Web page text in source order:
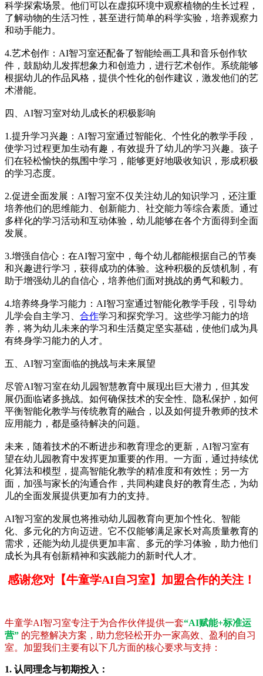
科学探索场景。他们可以在虚拟环境中观察植物的生长过程，
了解动物的生活习性，甚至进行简单的科学实验，培养观察力
和动手能力。
4.艺术创作：AI智习室还配备了智能绘画工具和音乐创作软
件，鼓励幼儿发挥想象力和创造力，进行艺术创作。系统能够
根据幼儿的作品风格，提供个性化的创作建议，激发他们的艺
术潜能。
四、AI智习室对幼儿成长的积极影响
1.提升学习兴趣：AI智习室通过智能化、个性化的教学手段，
使学习过程更加生动有趣，有效提升了幼儿的学习兴趣。孩子
们在轻松愉快的氛围中学习，能够更好地吸收知识，形成积极
的学习态度。
2.促进全面发展：AI智习室不仅关注幼儿的知识学习，还注重
培养他们的思维能力、创新能力、社交能力等综合素质。通过
多样化的学习活动和互动体验，幼儿能够在各个方面得到全面
发展。
3.增强自信心：在AI智习室中，每个幼儿都能根据自己的节奏
和兴趣进行学习，获得成功的体验。这种积极的反馈机制，有
助于增强幼儿的自信心，培养他们面对挑战的勇气和毅力。
4.培养终身学习能力：AI智习室通过智能化教学手段，引导幼
儿学会自主学习、 合作学习和探究学习。这些学习能力的培
养，将为幼儿未来的学习和生活奠定坚实基础，使他们成为具
有终身学习能力的人才。
五、AI智习室面临的挑战与未来展望
尽管AI智习室在幼儿园智慧教育中展现出巨大潜力，但其发
展仍面临诸多挑战。如何确保技术的安全性、隐私保护，如何
平衡智能化教学与传统教育的融合，以及如何提升教师的技术
应用能力，都是亟待解决的问题。
未来，随着技术的不断进步和教育理念的更新，AI智习室有
望在幼儿园教育中发挥更加重要的作用。一方面，通过持续优
化算法和模型，提高智能化教学的精准度和有效性；另一方
面，加强与家长的沟通合作，共同构建良好的教育生态，为幼
儿的全面发展提供更加有力的支持。
AI智习室的发展也将推动幼儿园教育向更加个性化、智能
化、多元化的方向迈进。它不仅能够满足家长对高质量教育的
需求，还能为幼儿提供更加丰富、多元的学习体验，助力他们
成长为具有创新精神和实践能力的新时代人才。
感谢您对【牛童学AI自习室】加盟合作的关注！
牛童学AI智习室专注于为合作伙伴提供一套“AI赋能+标准运
营” 的完整解决方案，助力您轻松开办一家高效、盈利的自习
室。加盟我们主要有以下几方面的核心要求与支持：
1. 认同理念与初期投入：